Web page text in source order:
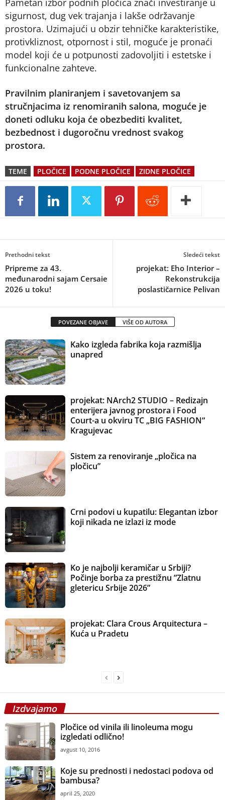
Pametan izbor podnih pločica znači investiranje u
sigurnost, dug vek trajanja i lakše održavanje
prostora. Uzimajući u obzir tehničke karakteristike,
protivkliznost, otpornost i stil, moguće je pronaći
model koji će u potpunosti zadovoljiti i estetske i
funkcionalne zahteve.
Pravilnim planiranjem i savetovanjem sa
stručnjacima iz renomiranih salona, moguće je
doneti odluku koja će obezbediti kvalitet,
bezbednost i dugoročnu vrednost svakog
prostora.
TEME PLOČICE PODNE PLOČICE ZIDNE PLOČICE
Prethodni tekst
Pripreme za 43.
međunarodni sajam Cersaie
2026 u toku!
Sledeći tekst
projekat: Eho Interior –
Rekonstrukcija
poslastičarnice Pelivan
POVEZANE OBJAVE VIŠE OD AUTORA
Kako izgleda fabrika koja razmišlja
unapred
projekat: NArch2 STUDIO – Redizajn
enterijera javnog prostora i Food
Court-a u okviru TC „BIG FASHION“
Kragujevac
Sistem za renoviranje „pločica na
pločicu”
Crni podovi u kupatilu: Elegantan izbor
koji nikada ne izlazi iz mode
Ko je najbolji keramičar u Srbiji?
Počinje borba za prestižnu ”Zlatnu
gletericu Srbije 2026”
projekat: Clara Crous Arquitectura –
Kuća u Pradetu
Izdvajamo
Pločice od vinila ili linoleuma mogu
izgledati odlično!
avgust 10, 2016
Koje su prednosti i nedostaci podova od
bambusa?
april 25, 2020